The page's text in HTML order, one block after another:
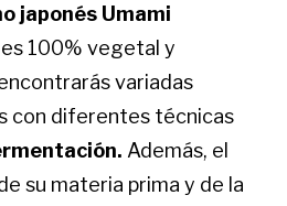
japonés Umami
100% vegetal y
variadas
con diferentes técnicas
Además, el
su materia prima y de la